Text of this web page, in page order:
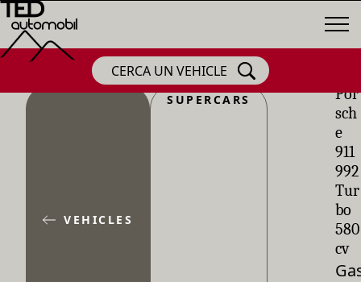
CERCA UN VEHICLE
VEHICLES
SUPERCARS
Por
sch
e
911
992
Tur
bo
580
cv